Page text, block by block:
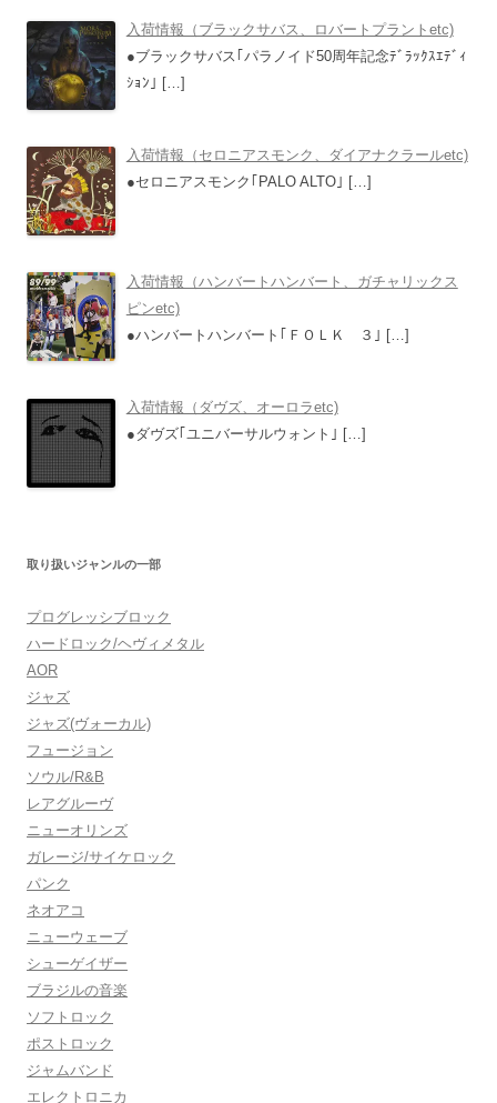
入荷情報（ブラックサバス、ロバートプラントetc)
●ブラックサバス｢パラノイド50周年記念ﾃﾞﾗｯｸｽｴﾃﾞｨ
ｼｮﾝ｣ […]
入荷情報（セロニアスモンク、ダイアナクラールetc)
●セロニアスモンク｢PALO ALTO｣ […]
入荷情報（ハンバートハンバート、ガチャリックス
ピンetc)
●ハンバートハンバート｢ＦＯＬＫ ３｣ […]
入荷情報（ダヴズ、オーロラetc)
●ダヴズ｢ユニバーサルウォント｣ […]
取り扱いジャンルの一部
プログレッシブロック
ハードロック/ヘヴィメタル
AOR
ジャズ
ジャズ(ヴォーカル)
フュージョン
ソウル/R&B
レアグルーヴ
ニューオリンズ
ガレージ/サイケロック
パンク
ネオアコ
ニューウェーブ
シューゲイザー
ブラジルの音楽
ソフトロック
ポストロック
ジャムバンド
エレクトロニカ